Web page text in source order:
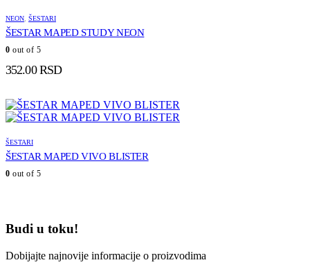
NEON ŠESTARI
ŠESTAR MAPED STUDY NEON
0 out of 5
352.00RSD
ŠESTARI
ŠESTAR MAPED VIVO BLISTER
0 out of 5
Budi u toku!
Dobijajte najnovije informacije o proizvodima